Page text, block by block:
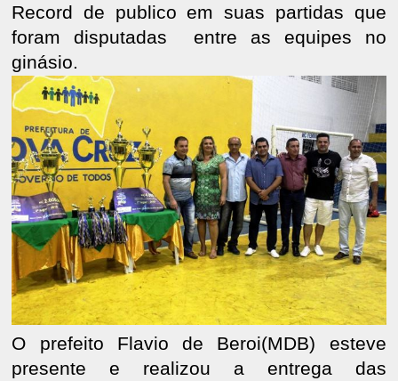
Record de publico em suas partidas que
foram disputadas
entre as equipes no
ginásio.
O prefeito Flavio de Beroi(MDB) esteve
presente e realizou a entrega das